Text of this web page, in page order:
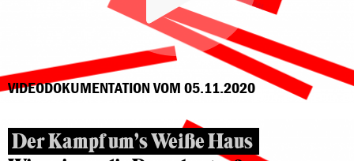
VIDEODOKUMENTATION VOM 05.11.2020
Der Kampf um’s Weiße Haus